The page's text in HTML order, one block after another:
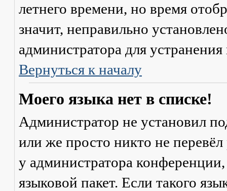
летнего времени, но время
значит, неправильно
администратора для
Вернуться к началу
Моего языка нет в списке!
Администратор не установил
или же просто никто не
у администратора
языковой пакет. Если такого